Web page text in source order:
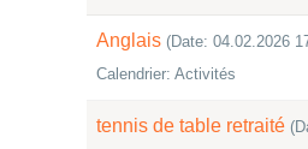
Anglais (Date: 04.02.2026
Calendrier: Activités
tennis de table retraité